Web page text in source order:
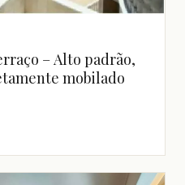
– Alto padrão,
mobilado